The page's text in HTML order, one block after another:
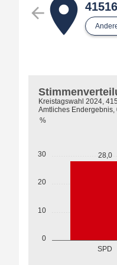
arrow_backplace
0
10
20
30
%
SPD
28,0
Kreistagswahl 2024,
Amtliches Endergebnis,